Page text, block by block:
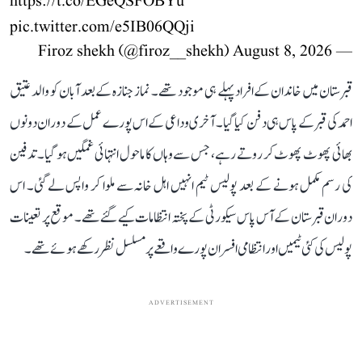
pic.twitter.com/e5IB06QQji
— Firoz shekh (@firoz__shekh)
August 8, 2026
قبرستان میں خاندان کے افراد پہلے ہی موجود تھے۔ نماز جنازہ کے بعد آبان کو والد عتیق
احمد کی قبر کے پاس ہی دفن کیا گیا۔ آخری وداعی کے اس پورے عمل کے دوران دونوں
بھائی پھوٹ پھوٹ کر روتے رہے، جس سے وہاں کا ماحول انتہائی غمگین ہو گیا۔ تدفین
کی رسم مکمل ہونے کے بعد پولیس ٹیم انہیں اہل خانہ سے ملوا کر واپس لے گئی۔ اس
دوران قبرستان کے آس پاس سیکورٹی کے پختہ انتظامات کیے گئے تھے۔ موقع پر تعینات
پولیس کی کئی ٹیمیں اور انتظامی افسران پورے واقعے پر مسلسل نظر رکھے ہوئے تھے۔
ADVERTISEMENT